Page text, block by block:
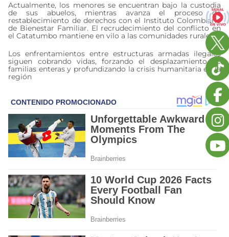
Actualmente, los menores se encuentran bajo la custodia
de sus abuelos, mientras avanza el proceso de
restablecimiento de derechos con el Instituto Colombiano
de Bienestar Familiar. El recrudecimiento del conflicto en
el Catatumbo mantiene en vilo a las comunidades rurales.
Los enfrentamientos entre estructuras armadas ilegales
siguen cobrando vidas, forzando el desplazamiento de
familias enteras y profundizando la crisis humanitaria en la
región